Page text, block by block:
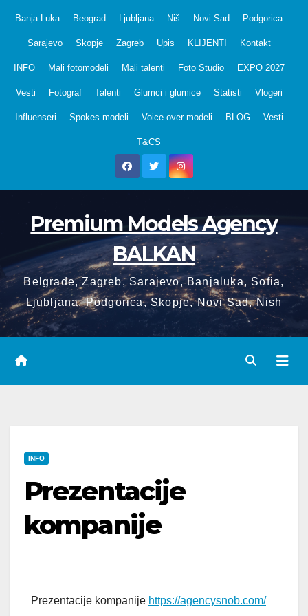
Banja Luka Beograd Ljubljana Niš Novi Sad Podgorica
Sarajevo Skopje Zagreb Upis KLIJENTI Kontakt
INFO Mali fotomodeli Mali talenti Foto Studio EXPO 2027
Vesti Fotograf Talenti Glumci i glumice Statisti Vlogeri
Influenseri Spokes modeli Voice-over modeli BLOG Vesti
T&CS
Premium Models Agency
BALKAN
Belgrade, Zagreb, Sarajevo, Banjaluka, Sofia,
Ljubljana, Podgorica, Skopje, Novi Sad, Nish
INFO
Prezentacije
kompanije
Prezentacije kompanije https://agencysnob.com/